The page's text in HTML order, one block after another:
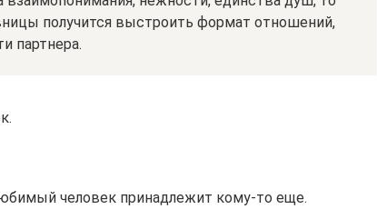
получится выстроить формат отношений,
партнера.
человек принадлежит кому-то еще.